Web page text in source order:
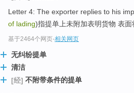
Letter 4: The exporter replies to his
of lading)指提单上未附加表明货物 表面
基于2464个网页-相关网页
无纠纷提单
清洁
[经] 不附带条件的提单